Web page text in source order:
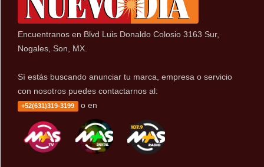
Encuentranos en Blvd Luis Donaldo Colosio 3163 Sur,
Nogales, Son, MX.
Sí estás buscando anunciar tu marca, empresa o servicio
con nosotros puedes contactarnos al:
+52(631)319-3199 o en